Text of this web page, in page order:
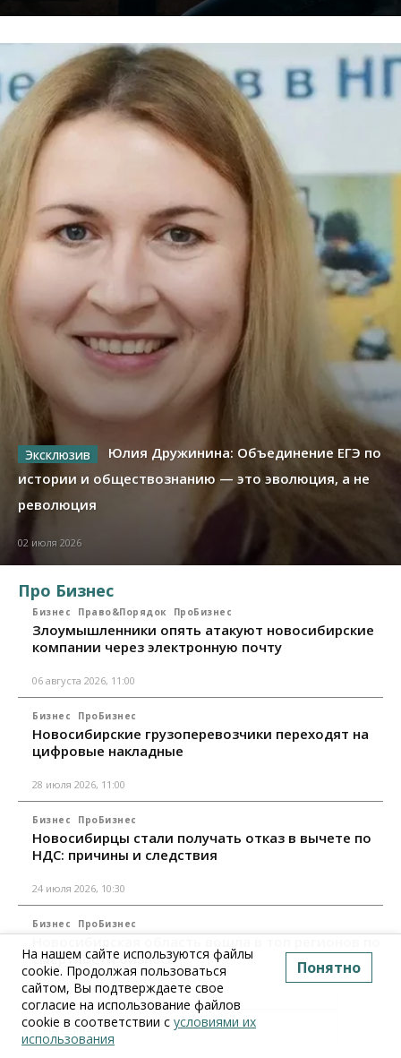
Юлия Дружинина: Объединение ЕГЭ по
истории и обществознанию — это эволюция, а не
революция
02 июля 2026
Про Бизнес
Бизнес Право&Порядок ПроБизнес
Злоумышленники опять атакуют новосибирские
компании через электронную почту
06 августа 2026, 11:00
Бизнес ПроБизнес
Новосибирские грузоперевозчики переходят на
цифровые накладные
28 июля 2026, 11:00
Бизнес ПроБизнес
Новосибирцы стали получать отказ в вычете по
НДС: причины и следствия
24 июля 2026, 10:30
Бизнес ПроБизнес
смертности бизнеса
17 июля 2026, 12:00
Все материалы
На нашем сайте используются файлы
cookie. Продолжая пользоваться
сайтом, Вы подтверждаете свое
согласие на использование файлов
cookie в соответствии с условиями их
использования
Понятно